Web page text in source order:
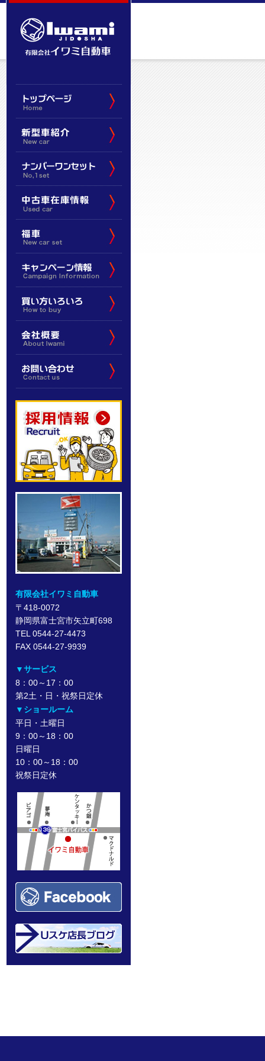
有限会社イワミ自動車
〒418-0072
静岡県富士宮市矢立町698
TEL 0544-27-4473
FAX 0544-27-9939
▼サービス
8：00～17：00
第2土・日・祝祭日定休
▼ショールーム
平日・土曜日
9：00～18：00
日曜日
10：00～18：00
祝祭日定休